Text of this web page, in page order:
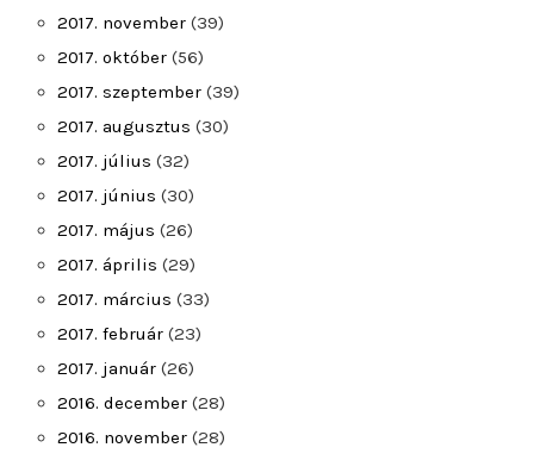
2017. november (39)
2017. október (56)
2017. szeptember (39)
2017. augusztus (30)
2017. július (32)
2017. június (30)
2017. május (26)
2017. április (29)
2017. március (33)
2017. február (23)
2017. január (26)
2016. december (28)
2016. november (28)